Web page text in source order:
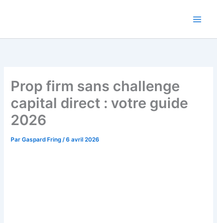
Prop firm sans challenge
capital direct : votre guide
2026
ParGaspard Fring/6 avril 2026